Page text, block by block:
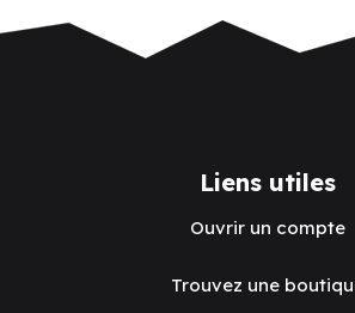
Liens utiles
Ouvrir un compte
Trouvez une